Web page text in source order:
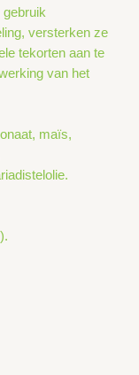
versterken ze
tekorten aan te
van het
maïs,